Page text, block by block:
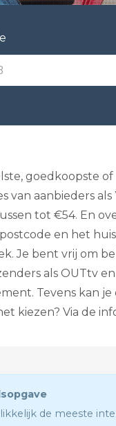
goedkoopste
van aanbieders
tot €54. En
en het
Je bent vrij om
zenders als OUTtv
Tevens kan
kiezen? Via de
de meeste